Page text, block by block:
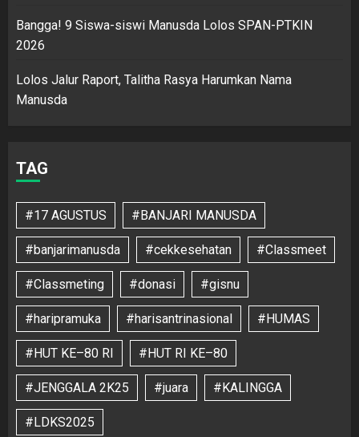
Bangga! 9 Siswa-siswi Manusda Lolos SPAN-PTKIN
2026
Lolos Jalur Raport, Talitha Rasya Harumkan Nama
Manusda
TAG
#17 AGUSTUS #BANJARI MANUSDA
#banjarimanusda #cekkesehatan #Classmeet
#Classmeting #donasi #gisnu
#haripramuka #harisantrinasional #HUMAS
#HUT KE–80 RI #HUT RI KE–80
#JENGGALA 2K25 #juara #KALINGGA
#LDKS2025